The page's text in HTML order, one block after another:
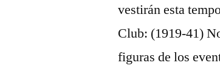
vestirán esta
Club: (1919-41)
figuras de los